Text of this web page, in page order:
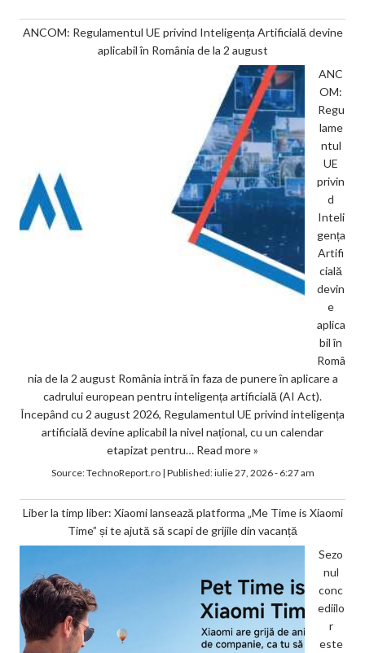
ANCOM: Regulamentul UE privind Inteligența Artificială devine
aplicabil în România de la 2 august
ANC
OM:
Regu
lame
ntul
UE
privin
d
Inteli
gența
Artifi
cială
devin
e
aplica
bil în
Româ
nia de la 2 august România intră în faza de punere în aplicare a
cadrului european pentru inteligența artificială (AI Act).
Începând cu 2 august 2026, Regulamentul UE privind inteligența
artificială devine aplicabil la nivel național, cu un calendar
etapizat pentru… Read more »
Source:TechnoReport.ro| Published:iulie 27, 2026 - 6:27 am
Liber la timp liber: Xiaomi lansează platforma „Me Time is Xiaomi
Time” și te ajută să scapi de grijile din vacanță
Sezo
nul
conc
ediilo
r
este